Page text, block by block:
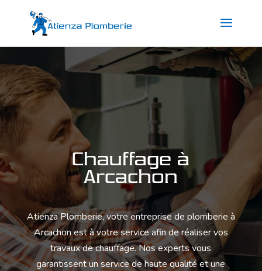
Chauffage à
Arcachon
Atienza Plomberie, votre entreprise de plomberie à
Arcachonest à votre service afin de réaliser vos
travaux de chauffage. Nos experts vous
garantissent un service de haute qualité et une